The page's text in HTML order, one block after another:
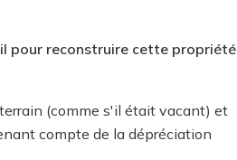
pour reconstruire cette propriété
(comme s'il était vacant) et
compte de la dépréciation